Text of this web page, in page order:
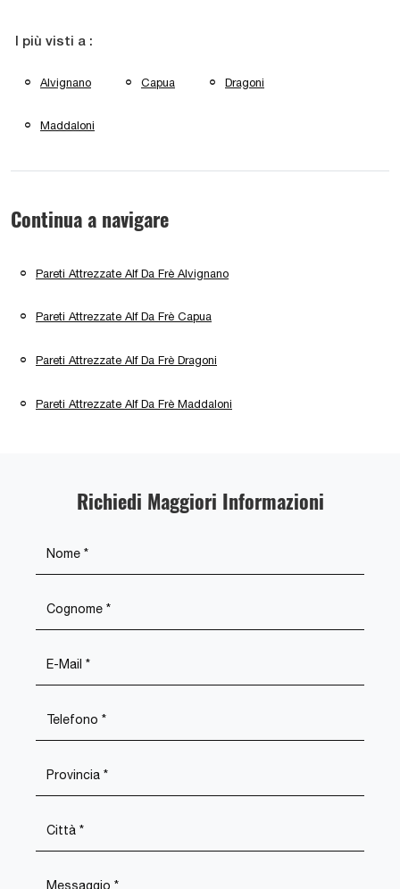
I più visti a :
Alvignano Capua Dragoni
Maddaloni
Continua a navigare
Pareti Attrezzate Alf Da Frè Alvignano
Pareti Attrezzate Alf Da Frè Capua
Pareti Attrezzate Alf Da Frè Dragoni
Pareti Attrezzate Alf Da Frè Maddaloni
Richiedi Maggiori Informazioni